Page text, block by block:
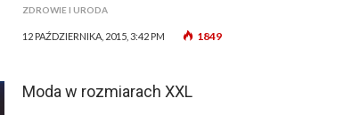
ZDROWIE I URODA
12 PAŹDZIERNIKA, 2015, 3:42 PM 1849
Moda w rozmiarach XXL